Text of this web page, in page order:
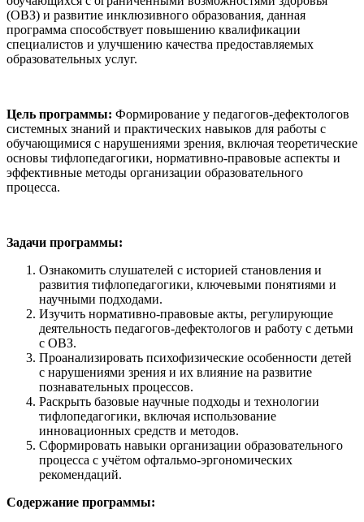
(ОВЗ) и развитие инклюзивного образования, данная
программа способствует повышению квалификации
специалистов и улучшению качества предоставляемых
образовательных услуг.
Цель программы: Формирование у педагогов-дефектологов
системных знаний и практических навыков для работы с
обучающимися с нарушениями зрения, включая теоретические
основы тифлопедагогики, нормативно-правовые аспекты и
эффективные методы организации образовательного
процесса.
Задачи программы:
Ознакомить слушателей с историей становления и
развития тифлопедагогики, ключевыми понятиями и
научными подходами.
Изучить нормативно-правовые акты, регулирующие
деятельность педагогов-дефектологов и работу с детьми
с ОВЗ.
Проанализировать психофизические особенности детей
с нарушениями зрения и их влияние на развитие
познавательных процессов.
Раскрыть базовые научные подходы и технологии
тифлопедагогики, включая использование
инновационных средств и методов.
Сформировать навыки организации образовательного
процесса с учётом офтальмо-эргономических
рекомендаций.
Содержание программы: